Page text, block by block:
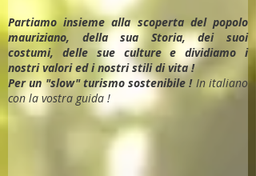
Partiamo insieme alla scoperta del popolo
mauriziano, della sua Storia, dei suoi
costumi, delle sue culture e dividiamo i
nostri valori ed i nostri stili di vita !
Per un "slow" turismo sostenibile !In italiano
con la vostra guida !